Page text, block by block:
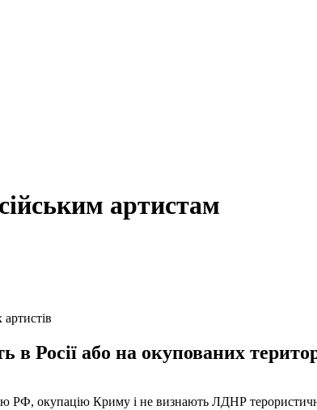
артистам
Росії або на окупованих
РФ, окупацію Криму і не визнають ЛДНР